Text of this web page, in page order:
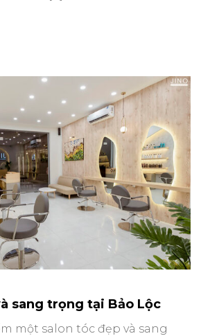
sang trọng tại Bảo Lộc
một salon tóc đẹp và sang